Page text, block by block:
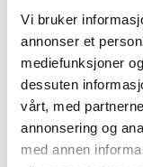
Vi bruker
annonser et
mediefunksjoner
dessuten
vårt, med
annonsering og
med annen